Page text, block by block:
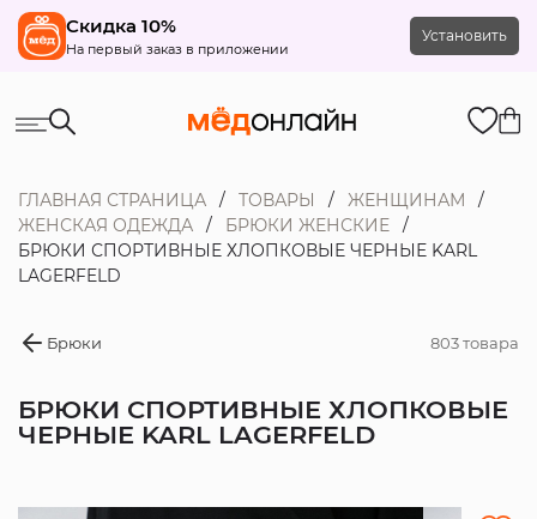
Скидка 10%
На первый заказ в приложении
Установить
ГЛАВНАЯ СТРАНИЦА ТОВАРЫ
ЖЕНЩИНАМ
ЖЕНСКАЯ ОДЕЖДА
БРЮКИ ЖЕНСКИЕ
БРЮКИ СПОРТИВНЫЕ ХЛОПКОВЫЕ ЧЕРНЫЕ KARL
LAGERFELD
Брюки 803 товара
БРЮКИ СПОРТИВНЫЕ ХЛОПКОВЫЕ
ЧЕРНЫЕ KARL LAGERFELD